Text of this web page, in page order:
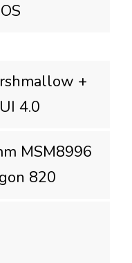
+
4.0
MSM8996
820